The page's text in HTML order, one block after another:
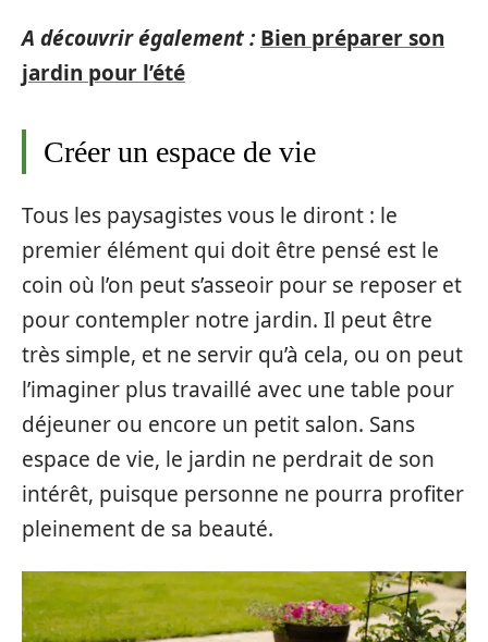
A découvrir également : Bien préparer son
jardin pour l’été
Créer un espace de vie
Tous les paysagistes vous le diront : le
premier élément qui doit être pensé est le
coin où l’on peut s’asseoir pour se reposer et
pour contempler notre jardin. Il peut être
très simple, et ne servir qu’à cela, ou on peut
l’imaginer plustravaillé avec une table pour
déjeuner ou encore un petit salon. Sans
espace de vie, le jardin ne perdrait de son
intérêt, puisque personne ne pourra profiter
pleinement de sa beauté.